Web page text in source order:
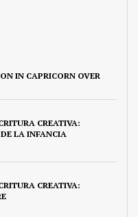
IN CAPRICORN OVER
CREATIVA:
LA INFANCIA
CREATIVA: